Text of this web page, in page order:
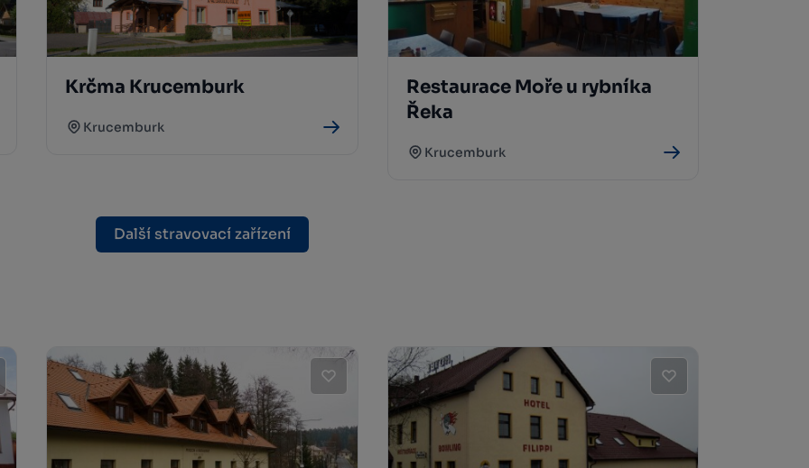
Krčma Krucemburk
Krucemburk
Restaurace Moře u rybníka
Řeka
Krucemburk
Další stravovací zařízení